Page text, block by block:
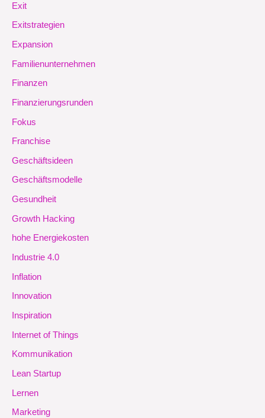
Exit
Exitstrategien
Expansion
Familienunternehmen
Finanzen
Finanzierungsrunden
Fokus
Franchise
Geschäftsideen
Geschäftsmodelle
Gesundheit
Growth Hacking
hohe Energiekosten
Industrie 4.0
Inflation
Innovation
Inspiration
Internet of Things
Kommunikation
Lean Startup
Lernen
Marketing